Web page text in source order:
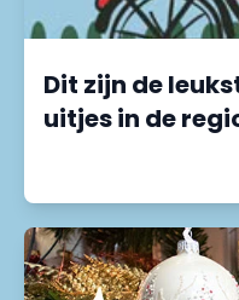
Dit zijn de
uitjes in de